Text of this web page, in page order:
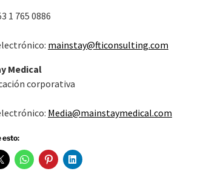
1 765 0886
mainstay@fticonsulting.com
Medical
corporativa
Media@mainstaymedical.com
esto: